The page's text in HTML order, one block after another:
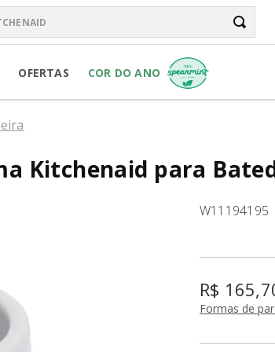
POWER
OFERTAS COR DO ANO
Kitchenaid para
W11194195
R$ 165,
Formas de